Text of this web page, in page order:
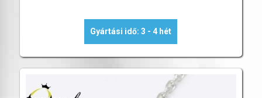
Gyártási idő: 3 - 4 hét